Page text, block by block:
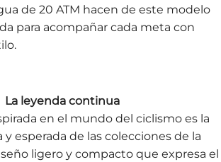
de 20 ATM hacen de este modelo
para acompañar cada meta con
La leyenda continua
en el mundo del ciclismo es la
y esperada de las colecciones de la
ligero y compacto que expresa el